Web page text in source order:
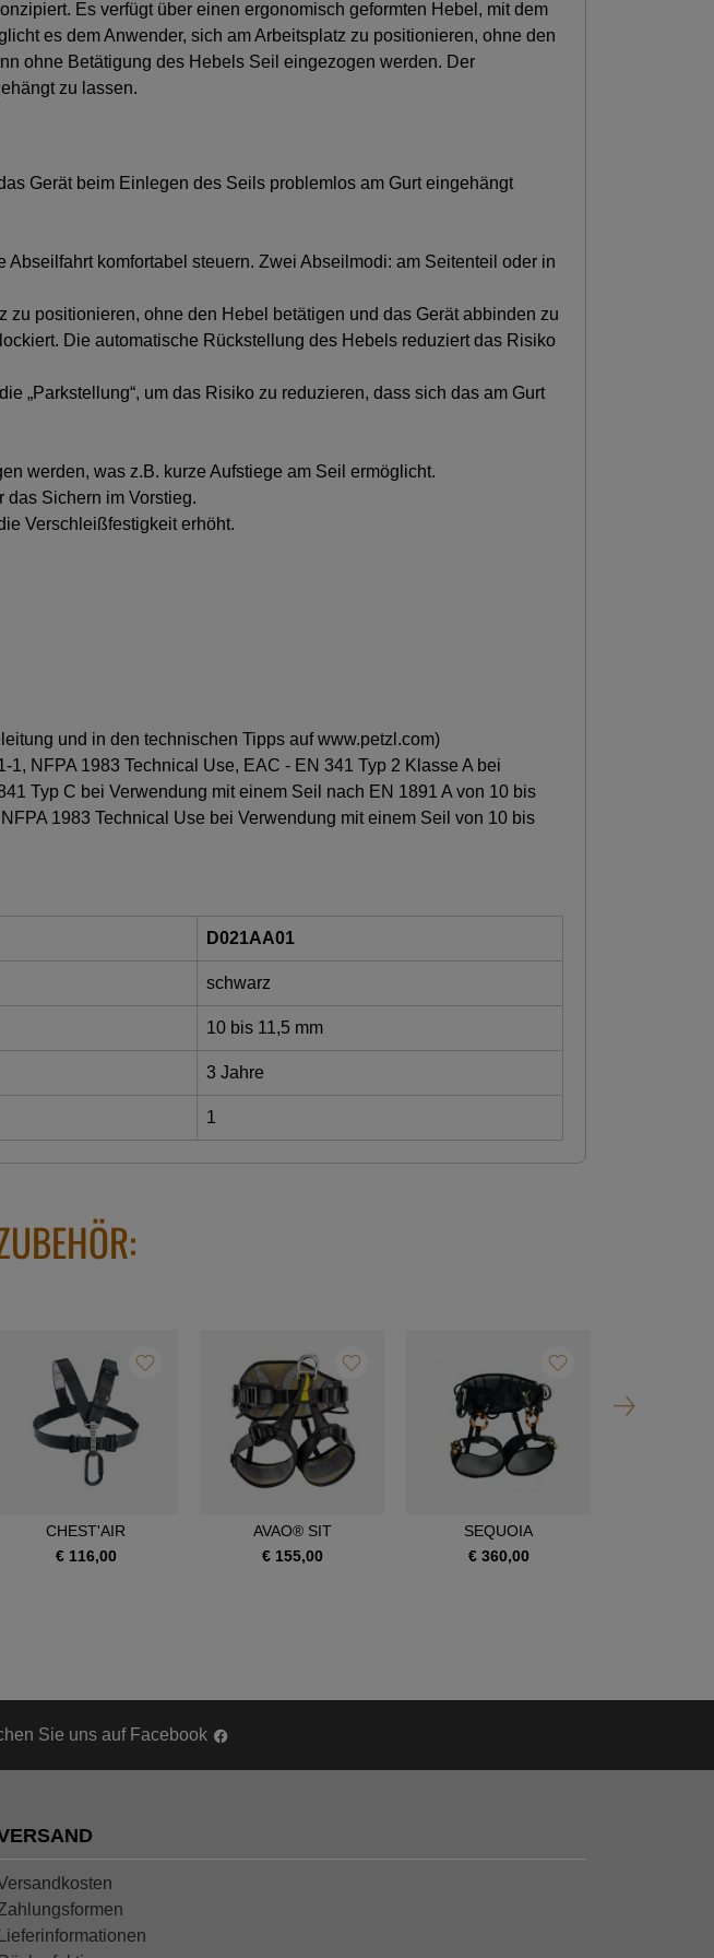
Es verfügt über einen ergonomisch geformten Hebel, mit dem
es dem Anwender, sich am Arbeitsplatz zu positionieren, ohne den
ohne Betätigung des Hebels Seil eingezogen werden. Der
zu lassen.
Gerät beim Einlegen des Seils problemlos am Gurt eingehängt
komfortabel steuern. Zwei Abseilmodi: am Seitenteil oder in
positionieren, ohne den Hebel betätigen und das Gerät abbinden zu
Die automatische Rückstellung des Hebels reduziert das Risiko
„Parkstellung“, um das Risiko zu reduzieren, dass sich das am Gurt
werden, was z.B. kurze Aufstiege am Seil ermöglicht.
Sichern im Vorstieg.
Verschleißfestigkeit erhöht.
und in den technischen Tipps auf www.petzl.com)
NFPA 1983 Technical Use, EAC - EN 341 Typ 2 Klasse A bei
Typ C bei Verwendung mit einem Seil nach EN 1891 A von 10 bis
1983 Technical Use bei Verwendung mit einem Seil von 10 bis
D021AA01
schwarz
10 bis 11,5 mm
3 Jahre
1
CHEST'AIR
€ 116,00
AVAO® SIT
€ 155,00
SEQUOIA
€ 360,00
Sie uns auf Facebook
Lieferinformationen